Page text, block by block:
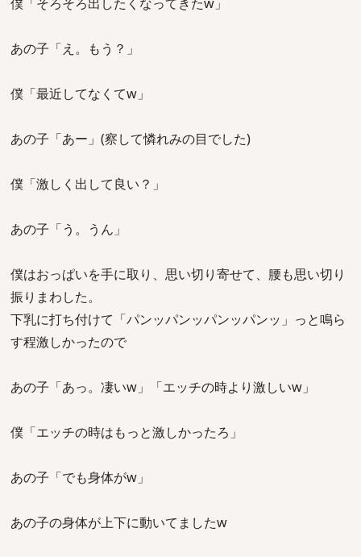
あの子「え。もう？」
僕「最近してなくてw」
あの子「あー」(察して憐れみの目でした)
僕「激しく出して良い？」
あの子「う。うん」
僕はおっぱいを手に取り、思い切り寄せて、腰も思い切り
振りまわした。
下乳に打ち付けて「パンッパンッパンッパンッ」っと鳴ら
す程激しかったので
あの子「あっ。凄いw」「エッチの時より激しいw」
僕「エッチの時はもっと激しかったろ」
あの子「でも身体がw」
あの子の身体が上下に動いてましたw